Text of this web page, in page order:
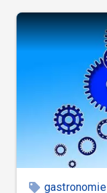
gastronomie